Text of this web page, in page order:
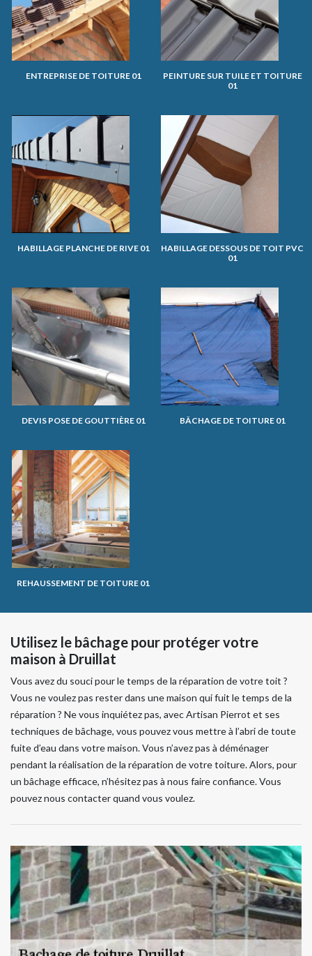
ENTREPRISE DE TOITURE 01
PEINTURE SUR TUILE ET TOITURE
01
HABILLAGE PLANCHE DE RIVE 01
HABILLAGE DESSOUS DE TOIT PVC
01
DEVIS POSE DE GOUTTIÈRE 01 BÂCHAGE DE TOITURE 01
REHAUSSEMENT DE TOITURE 01
Utilisez le bâchage pour protéger votre
maison à Druillat
Vous avez du souci pour le temps de la réparation de votre toit ?
Vous ne voulez pas rester dans une maison qui fuit le temps de la
réparation ? Ne vous inquiétez pas, avec Artisan Pierrot et ses
techniques de bâchage, vous pouvez vous mettre à l’abri de toute
fuite d’eau dans votre maison. Vous n’avez pas à déménager
pendant la réalisation de la réparation de votre toiture. Alors, pour
un bâchage efficace, n’hésitez pas à nous faire confiance. Vous
pouvez nous contacter quand vous voulez.